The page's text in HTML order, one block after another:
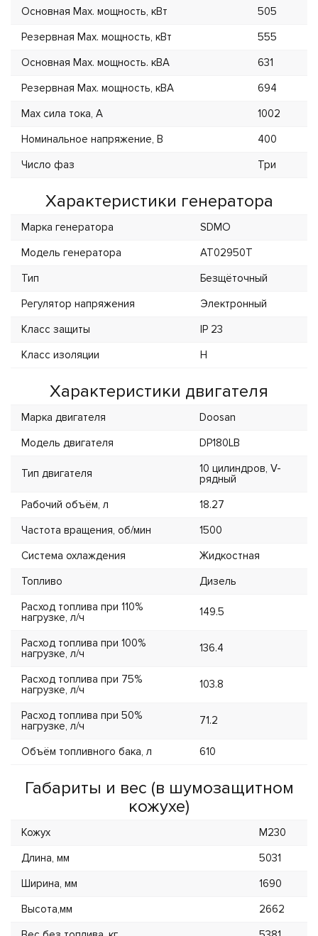
Основная Max. мощность, кВт
505
Резервная Max. мощность, кВт
555
Основная Max. мощность. кВА
631
Резервная Max. мощность, кВА
694
Max сила тока, А
1002
Номинальное напряжение, В
400
Число фаз
Три
Характеристики генератора
Марка генератора
SDMO
Модель генератора
AT02950T
Тип
Безщёточный
Регулятор напряжения
Электронный
Класс защиты
IP 23
Класс изоляции
H
Характеристики двигателя
Марка двигателя
Doosan
Модель двигателя
DP180LB
Тип двигателя
10 цилиндров, V-
рядный
Рабочий объём, л
18.27
Частота вращения, об/мин
1500
Система охлаждения
Жидкостная
Топливо
Дизель
Расход топлива при 110%
нагрузке, л/ч
149.5
Расход топлива при 100%
нагрузке, л/ч
136.4
Расход топлива при 75%
нагрузке, л/ч
103.8
Расход топлива при 50%
нагрузке, л/ч
71.2
Объём топливного бака, л 610
Габариты и вес (в шумозащитном
кожухе)
Кожух
M230
Длина, мм
5031
Ширина, мм
1690
Высота,мм
2662